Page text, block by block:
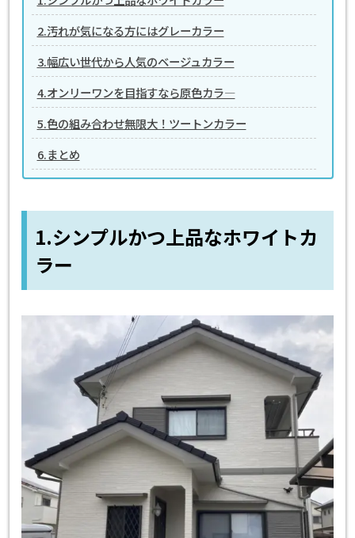
2.汚れが気になる方にはグレーカラー
3.幅広い世代から人気のベージュカラー
4.オンリーワンを目指すなら原色カラ―
5.色の組み合わせ無限大！ツートンカラー
6.まとめ
1.シンプルかつ上品なホワイトカ
ラー